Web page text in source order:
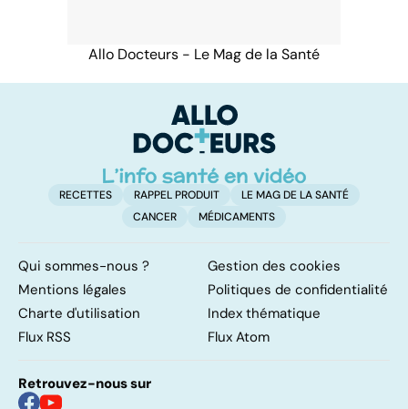
Allo Docteurs - Le Mag de la Santé
RECETTES RAPPEL PRODUIT
LE MAG DE LA SANTÉ
CANCER
MÉDICAMENTS
Qui sommes-nous ?
Gestion des cookies
Mentions légales
Politiques de confidentialité
Charte d'utilisation
Index thématique
Flux RSS
Flux Atom
Retrouvez-nous sur